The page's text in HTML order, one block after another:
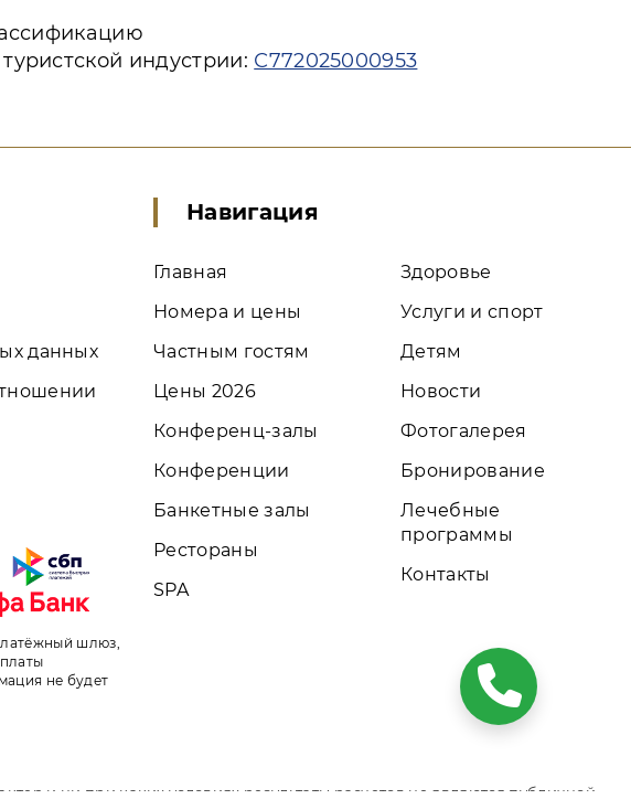
индустрии: С772025000953
данных
шлюз,
не будет
Навигация
Главная
Номера и цены
Частным гостям
Цены 2026
Конференц-залы
Конференции
Банкетные залы
Рестораны
SPA
Здоровье
Услуги и спорт
Детям
Новости
Фотогалерея
Бронирование
Лечебные
программы
Контакты
и ни при каких условиях результаты расчетов не являются публичной